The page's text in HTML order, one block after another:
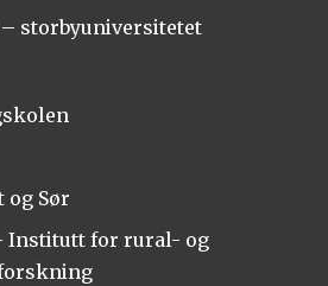
storbyuniversitetet
og Sør
Institutt for rural- og